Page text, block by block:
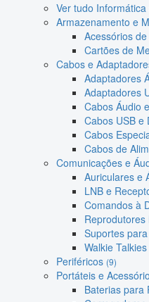
Ver tudo
Armazenamento e
Acessórios
Cartões de
Cabos e
Adaptadores
Adaptadores
Cabos Áudio
Cabos USB e
Cabos
Cabos de
Comunicações e
Auriculares e
LNB e
Comandos à
Suportes
Walkie
Periféricos (9)
Portáteis e
Baterias para